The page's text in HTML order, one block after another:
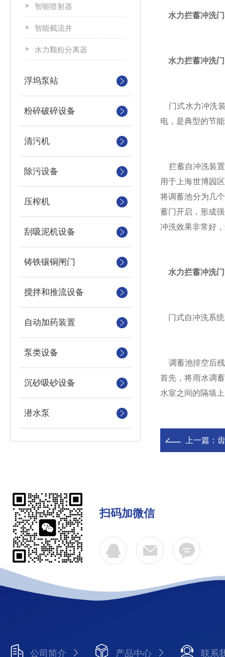
智能喷射器
智能截流井
水力颗粒分离器
浮坞泵站
粉碎破碎设备
清污机
除污设备
压榨机
刮吸泥机设备
铸铁镶铜闸门
搅拌和推流设备
自动加药装置
泵类设备
沉砂吸砂设备
潜水泵
水力拦蓄冲洗门
水力拦蓄冲洗门
门式水力冲洗装
电，是典型的节
拦蓄自冲洗装置
用于上海世博园
将调蓄池分为几
蓄门开启，形成
冲洗效果非常好
水力拦蓄冲洗门
门式自冲洗系统
调蓄池排空后残
首先，将雨水调
水室之间的隔墙
上一篇：
扫码加微信
公司简介 产品中心 联系